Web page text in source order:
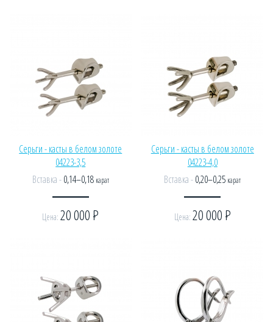
Серьги - касты в белом золоте
04223-3,5
Вставка -0,14–0,18 карат
Цена:20 000 Р
Серьги - касты в белом золоте
04223-4,0
Вставка -0,20–0,25 карат
Цена: 20 000 Р